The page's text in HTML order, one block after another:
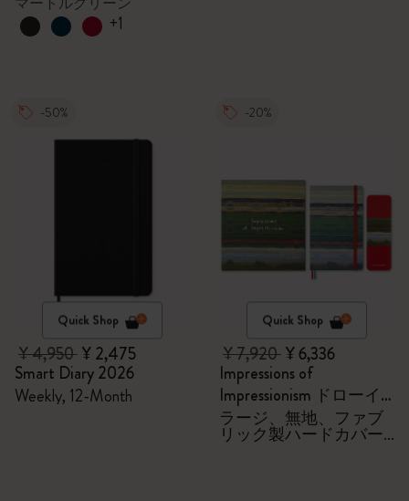
+1
-50%
Quick Shop
¥ 4,950¥ 2,475
Smart Diary 2026
Weekly, 12-Month
-20%
Quick Shop
¥ 7,920¥ 6,336
Impressions of
Impressionism ドローイ
ングギフトボックス
ラージ、無地、ファブ
リック製ハードカバー